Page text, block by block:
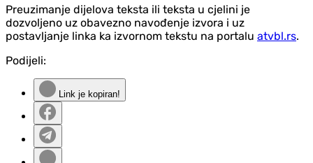
Preuzimanje dijelova teksta ili teksta u cjelini je
dozvoljeno uz obavezno navođenje izvora i uz
postavljanje linka ka izvornom tekstu na portalu atvbl.rs.
Podijeli:
Link je kopiran!